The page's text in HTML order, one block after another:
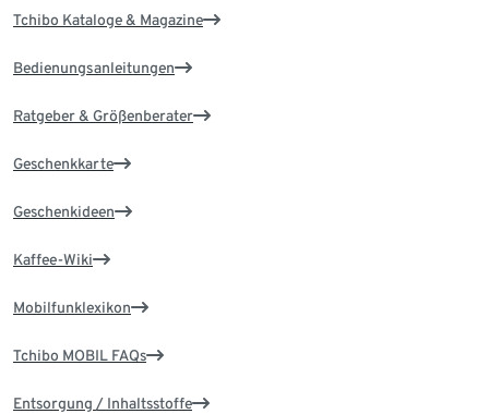
Tchibo Kataloge & Magazine
Bedienungsanleitungen
Ratgeber & Größenberater
Geschenkkarte
Geschenkideen
Kaffee-Wiki
Mobilfunklexikon
Tchibo MOBIL FAQs
Entsorgung / Inhaltsstoffe